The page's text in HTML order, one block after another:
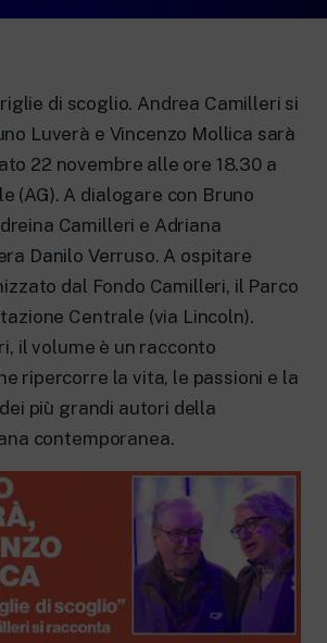
su 24: attualità, ultime notizie
regionali di RaiNews.
culturali su Arte,
secondarie di I e II grado,
i Docenti e l’istruzione degli
di scoglio. Andrea Camilleri si
Luverà e Vincenzo Mollica sarà
22 novembre alle ore 18.30 a
(AG). A dialogare con Bruno
Camilleri e Adriana
Danilo Verruso. A ospitare
dal Fondo Camilleri, il Parco
Centrale (via Lincoln).
il volume è un racconto
ripercorre la vita, le passioni e la
più grandi autori della
contemporanea.